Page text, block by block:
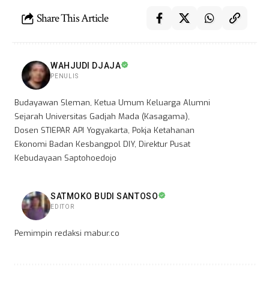
Share This Article
WAHJUDI DJAJA
PENULIS
Budayawan Sleman, Ketua Umum Keluarga Alumni
Sejarah Universitas Gadjah Mada (Kasagama),
Dosen STIEPAR API Yogyakarta, Pokja Ketahanan
Ekonomi Badan Kesbangpol DIY, Direktur Pusat
Kebudayaan Saptohoedojo
SATMOKO BUDI SANTOSO
EDITOR
Pemimpin redaksi mabur.co